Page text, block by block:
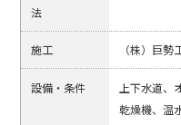
法
施工 （株）巨勢
設備・条件
上下水道、
乾燥機、温